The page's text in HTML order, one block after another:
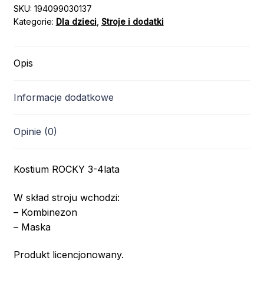
SKU: 194099030137
Kategorie: Dla dzieci, Stroje i dodatki
Opis
Informacje dodatkowe
Opinie (0)
Kostium ROCKY 3-4lata
W skład stroju wchodzi:
– Kombinezon
– Maska
Produkt licencjonowany.